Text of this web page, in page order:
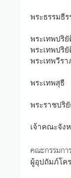
พระธรรมธี
พระเทพปริ
พระเทพปริยั
พระเทพวีร
พระเทพสุธี
พระราชปริ
เจ้าคณะจัง
คณะกรรมกา
ผู้อุปถัมภ์โค